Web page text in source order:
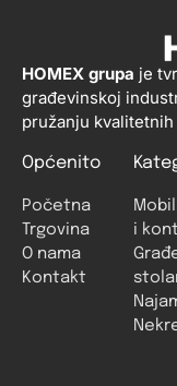
HOMEX grupa je
građevinskoj
pružanju
Općenito
Početna
Trgovina
O nama
Kontakt
i